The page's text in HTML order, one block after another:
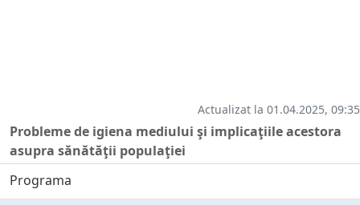
Probleme de igiena mediului şi implicaţiile acestora
asupra sănătăţii populaţiei
Programa
Actualizat la 01.04.2025, 09:35